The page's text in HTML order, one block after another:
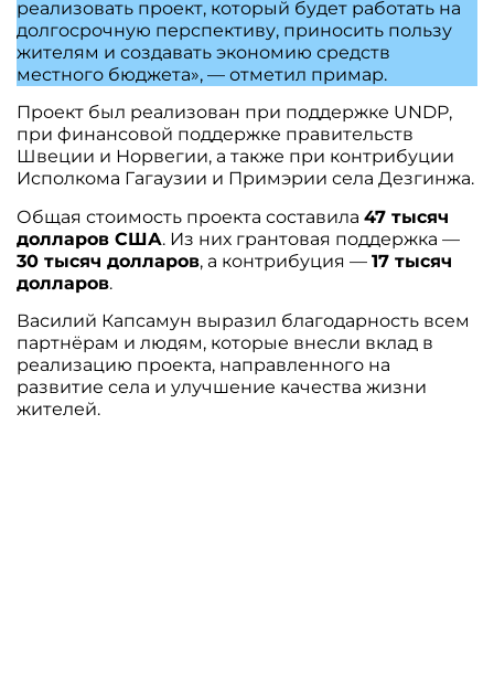
реализовать проект, который будет работать на
долгосрочную перспективу, приносить пользу
жителям и создавать экономию средств
местного бюджета», — отметил примар.
Проект был реализован при поддержке UNDP,
при финансовой поддержке правительств
Швеции и Норвегии, а также при контрибуции
Исполкома Гагаузии и Примэрии села Дезгинжа.
Общая стоимость проекта составила47 тысяч
долларов США. Из них грантовая поддержка —
30 тысяч долларов, а контрибуция —17 тысяч
долларов.
Василий Капсамун выразил благодарность всем
партнёрам и людям, которые внесли вклад в
реализацию проекта, направленного на
развитие села и улучшение качества жизни
жителей.